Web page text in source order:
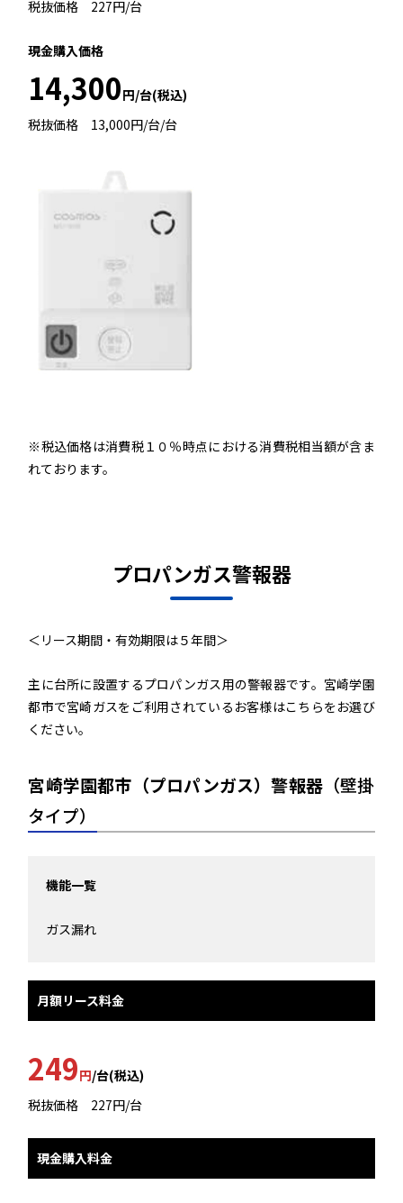
税抜価格 227円/台
現金購入価格
14,300円/台(税込)
税抜価格 13,000円/台/台
※税込価格は消費税１０％時点における消費税相当額が含ま
れております。
プロパンガス警報器
＜リース期間・有効期限は５年間＞
主に台所に設置するプロパンガス用の警報器です。宮崎学園
都市で宮崎ガスをご利用されているお客様はこちらをお選び
ください。
宮崎学園都市（プロパンガス）警報器 （壁掛
タイプ）
機能一覧
ガス漏れ
月額リース料金
249円/台(税込)
税抜価格 227円/台
現金購入料金